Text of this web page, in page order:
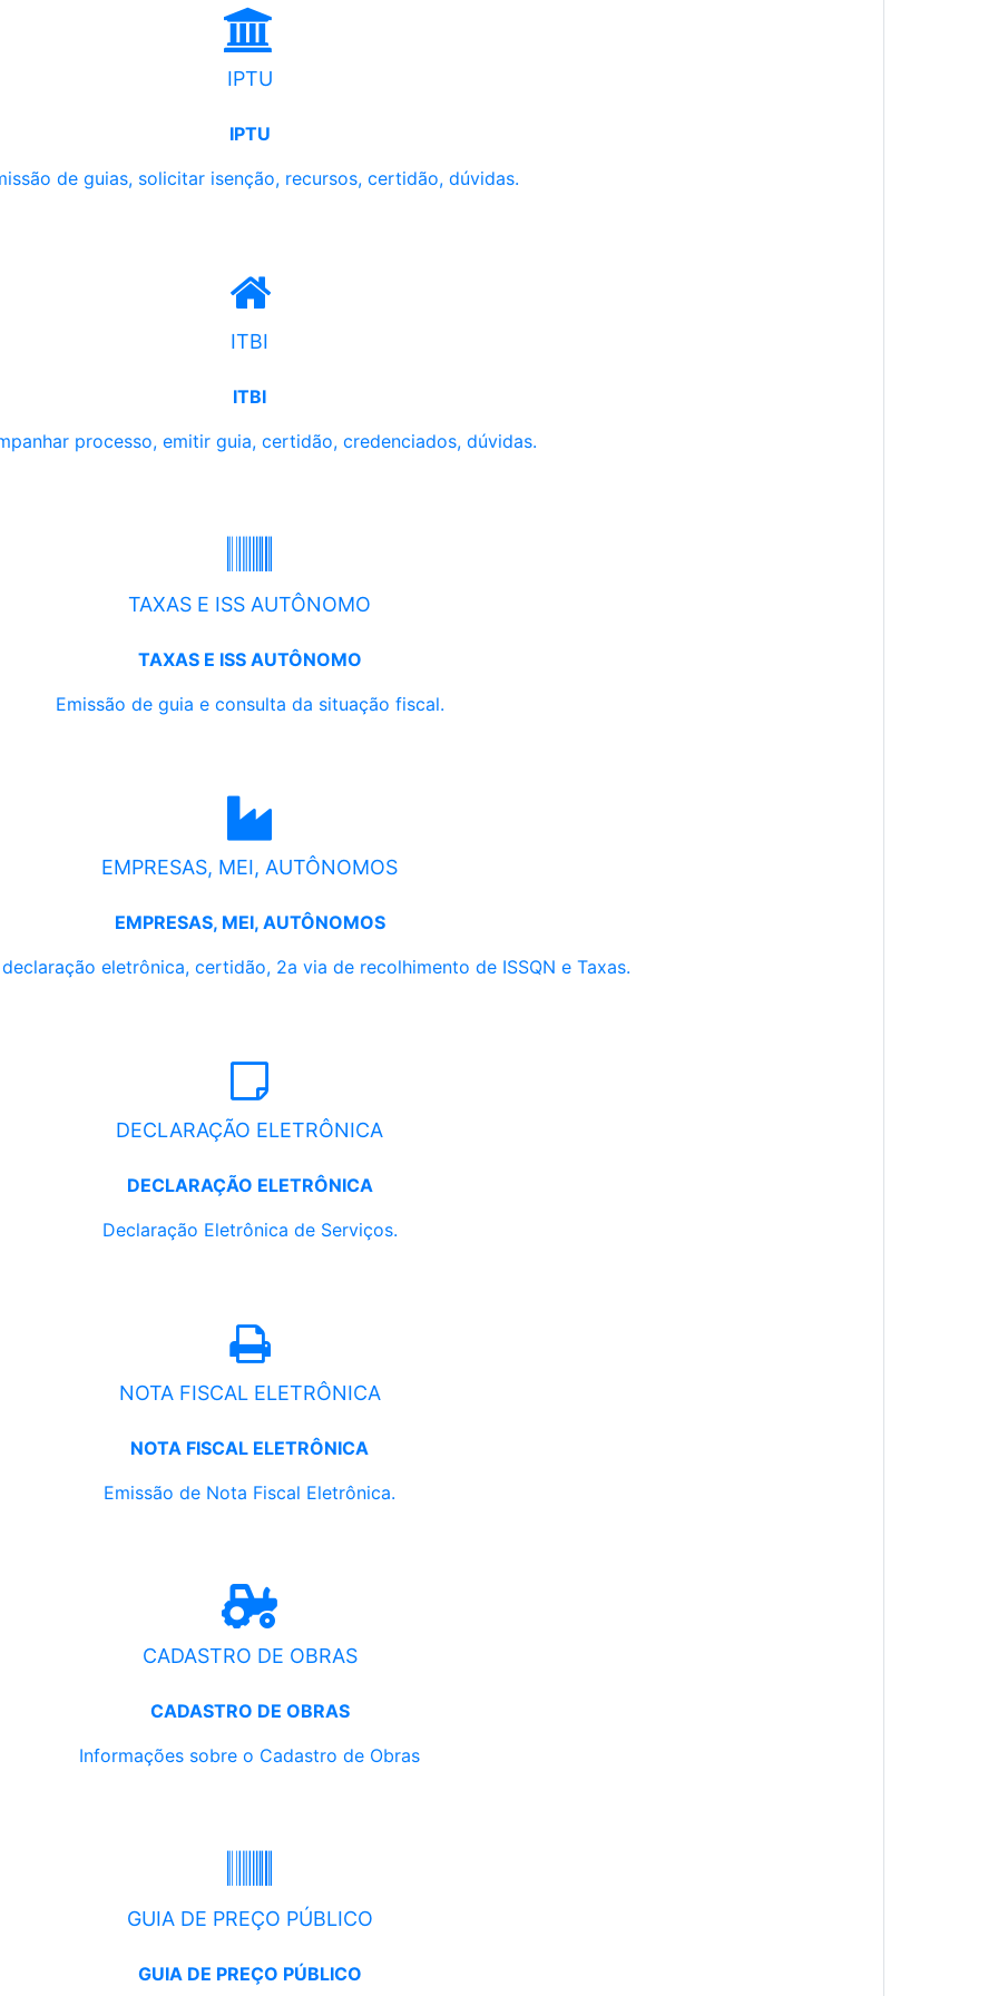
IPTU
IPTU
de guias, solicitar isenção, recursos, certidão, dúvidas.
ITBI
ITBI
processo, emitir guia, certidão, credenciados, dúvidas.
TAXAS E ISS AUTÔNOMO
TAXAS E ISS AUTÔNOMO
Emissão de guia e consulta da situação fiscal.
EMPRESAS, MEI, AUTÔNOMOS
EMPRESAS, MEI, AUTÔNOMOS
eletrônica, certidão, 2a via de recolhimento de ISSQN e Taxas.
DECLARAÇÃO ELETRÔNICA
DECLARAÇÃO ELETRÔNICA
Declaração Eletrônica de Serviços.
NOTA FISCAL ELETRÔNICA
NOTA FISCAL ELETRÔNICA
Emissão de Nota Fiscal Eletrônica.
CADASTRO DE OBRAS
CADASTRO DE OBRAS
Informações sobre o Cadastro de Obras
GUIA DE PREÇO PÚBLICO
GUIA DE PREÇO PÚBLICO